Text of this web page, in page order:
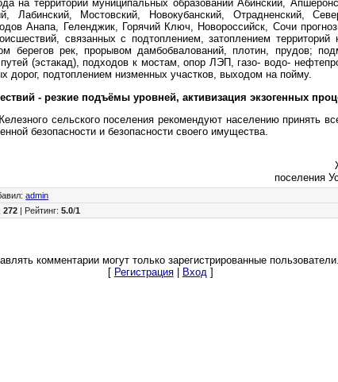
на территории муниципальных образований Абинский,
Лабинский, Мостовский, Новокубанский, Отрадненский,
Анапа, Геленджик, Горячий Ключ, Новороссийск, Сочи
связанных с подтоплением, затоплением территорий
берегов рек, прорывом дамбобвалований, плотин, прудов;
(эстакад), подходов к мостам, опор ЛЭП, газо- водо-
дорог, подтоплением низменных участков, выходом на пойму.
- резкие подъёмы уровней, активизация экзогенных
сельского поселения рекомендуют населению принять
безопасности и безопасности своего имущества.
поселения
:admin
:272 Рейтинг:5.0/1
комментарии могут только зарегистрированные
[ Регистрация| Вход]